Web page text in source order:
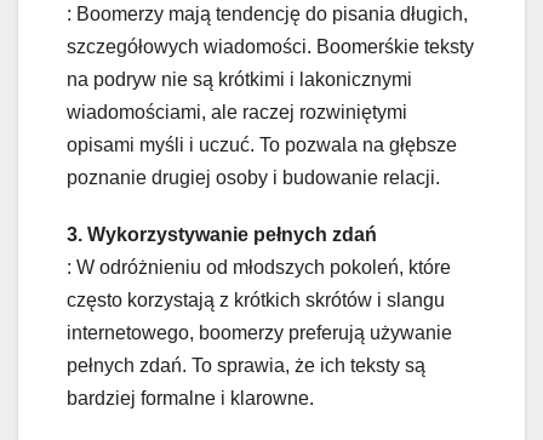
: Boomerzy mają tendencję do pisania długich,
szczegółowych wiadomości. Boomerśkie teksty
na podryw nie są krótkimi i lakonicznymi
wiadomościami, ale raczej rozwiniętymi
opisami myśli i uczuć. To pozwala na głębsze
poznanie drugiej osoby i budowanie relacji.
3. Wykorzystywanie pełnych zdań
: W odróżnieniu od młodszych pokoleń, które
często korzystają z krótkich skrótów i slangu
internetowego, boomerzy preferują używanie
pełnych zdań. To sprawia, że ich teksty są
bardziej formalne i klarowne.